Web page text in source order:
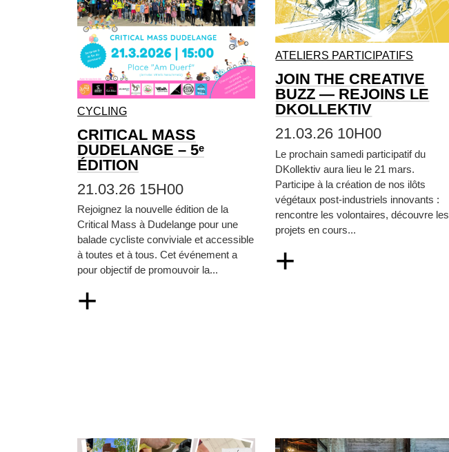
CYCLING
CRITICAL MASS
DUDELANGE – 5ᵉ
ÉDITION
21.03.26 15H00
Rejoignez la nouvelle édition de la
Critical Mass à Dudelange pour une
balade cycliste conviviale et accessible
à toutes et à tous. Cet événement a
pour objectif de promouvoir la...
+
ATELIERS PARTICIPATIFS
JOIN THE CREATIVE
BUZZ — REJOINS LE
DKOLLEKTIV
21.03.26 10H00
Le prochain samedi participatif du
DKollektiv aura lieu le 21 mars.
Participe à la création de nos ilôts
végétaux post-industriels innovants :
rencontre les volontaires, découvre les
projets en cours...
+